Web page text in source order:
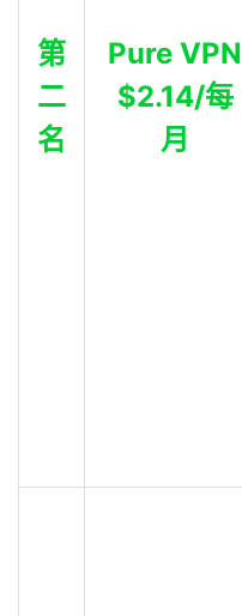
第
二
名
Pure VPN
$2.14/每
月